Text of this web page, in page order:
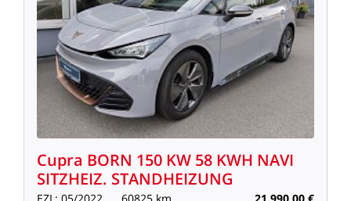
Cupra BORN 150 KW 58 KWH NAVI
SITZHEIZ. STANDHEIZUNG
EZL: 05/2022 60825 km 21.990,00 €